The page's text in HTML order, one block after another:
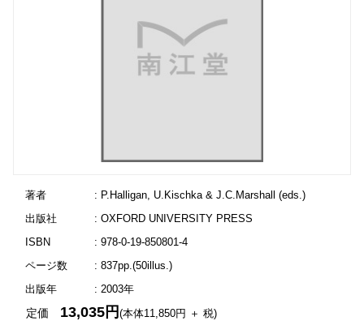
著者
: P.Halligan, U.Kischka & J.C.Marshall (eds.)
出版社
: OXFORD UNIVERSITY PRESS
ISBN
: 978-0-19-850801-4
ページ数
: 837pp.(50illus.)
出版年
: 2003年
定価 13,035円(本体11,850円 ＋ 税)